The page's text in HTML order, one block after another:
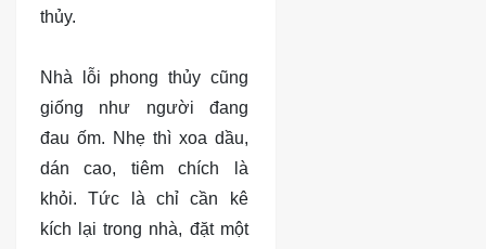
thủy.
Nhà lỗi phong thủy cũng
giống như người đang
đau ốm. Nhẹ thì xoa dầu,
dán cao, tiêm chích là
khỏi. Tức là chỉ cần kê
kích lại trong nhà, đặt một